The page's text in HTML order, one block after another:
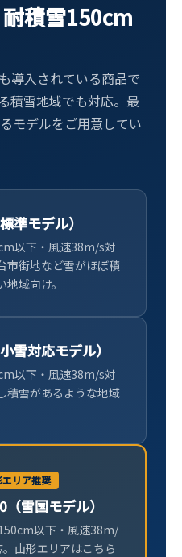
積雪150cm
導入されている商品で
積雪地域でも対応。最
モデルをご用意してい
準モデル）
以下・風速38m/s対
市街地など雪がほぼ積
地域向け。
雪対応モデル）
以下・風速38m/s対
積雪があるような地域
エリア推奨
（雪国モデル）
以下・風速38m/
山形エリアはこちら